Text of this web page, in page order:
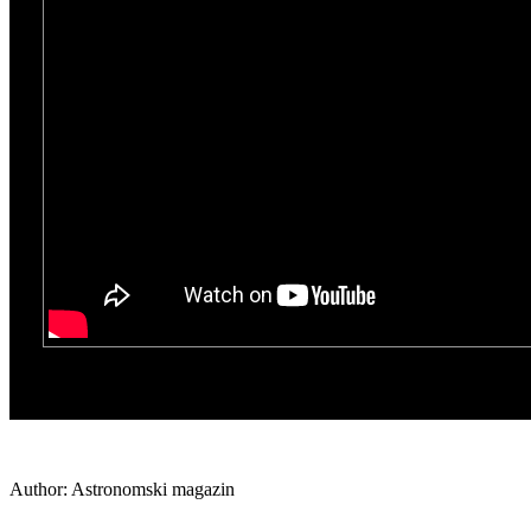
Author: Astronomski magazin